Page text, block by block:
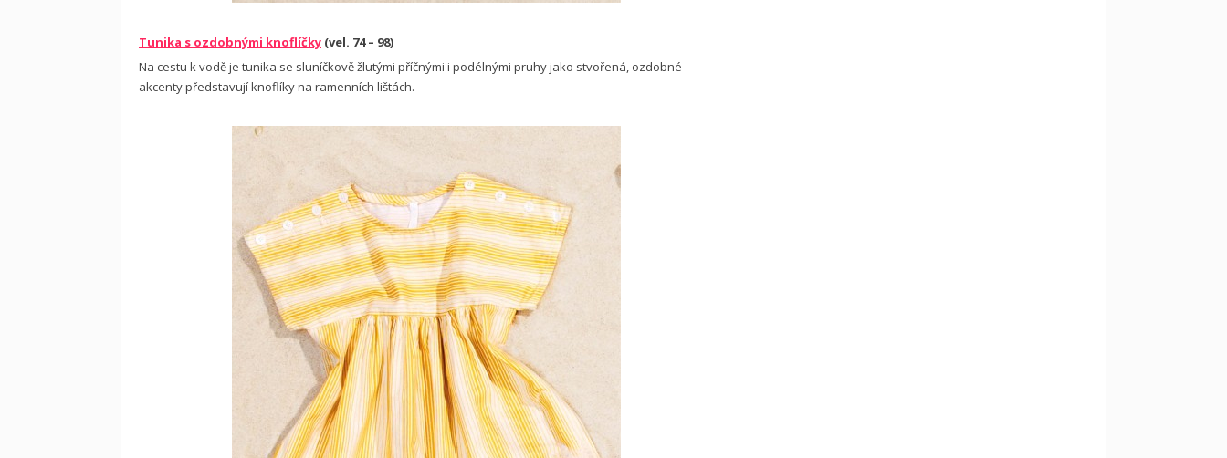
Tunika s ozdobnými knoflíčky (vel. 74 – 98)
Na cestu k vodě je tunika se sluníčkově žlutými příčnými i podélnými pruhy jako stvořená, ozdobné
akcenty představují knoflíky na ramenních lištách.